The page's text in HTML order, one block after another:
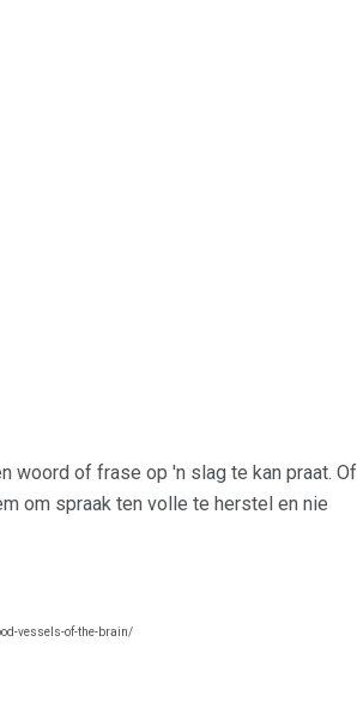
woord of frase op 'n slag te kan praat. Of
om spraak ten volle te herstel en nie
vessels-of-the-brain/